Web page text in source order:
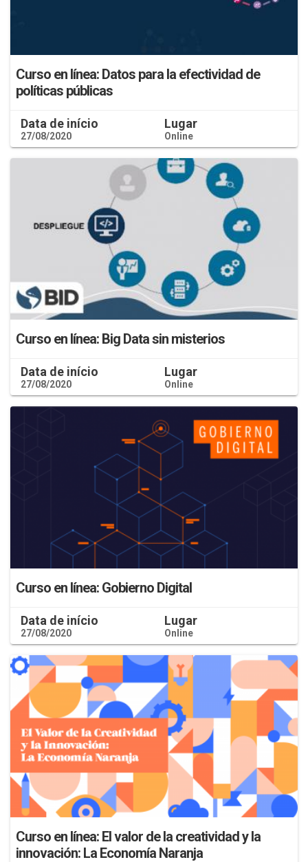
Curso en línea: Datos para la efectividad de
políticas públicas
Data de início
27/08/2020
Lugar
Online
Curso en línea: Big Data sin misterios
Data de início
27/08/2020
Lugar
Online
Curso en línea: Gobierno Digital
Data de início
27/08/2020
Lugar
Online
Curso en línea: El valor de la creatividad y la
innovación: La Economía Naranja